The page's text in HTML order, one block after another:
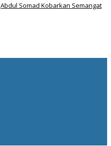
Abdul Somad Kobarkan Semangat